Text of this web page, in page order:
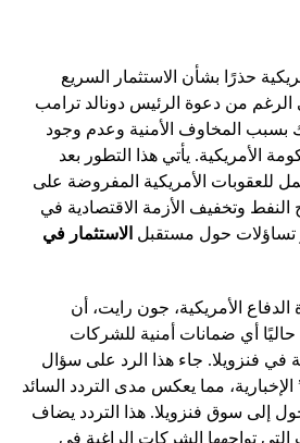
حذرًا بشأن الاستثمار السريع
الرغم من دعوة الرئيس دونالد ترامب
بسبب المخاوف الأمنية وعدم وجود
الأمريكية. يأتي هذا التطور بعد
للعقوبات الأمريكية المفروضة على
النفط وتخفيف الأزمة الاقتصادية في
تساؤلات حول مستقبل الاستثمار في
الأمريكية، جون رايت، أن
حاليًا أي ضمانات أمنية للشركات
في فنزويلا. جاء هذا الرد على سؤال
مما يعكس مدى التردد السائد
إلى سوق فنزويلا. هذا التردد يضاف
تواجهها الشركات الراغبة في